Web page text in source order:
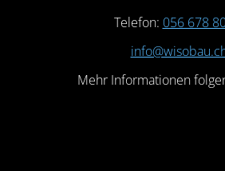
Telefon: 056 678
Mehr Informationen